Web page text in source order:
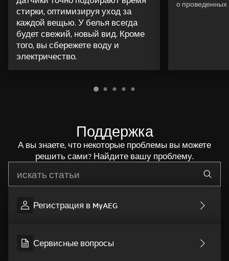
стирки, оптимизируя уход за
каждой вещью. У белья всегда
будет свежий, новый вид. Кроме
того, вы сбережете воду и
электричество.
о проведенных
Поддержка
А вы знаете, что некоторые проблемы вы можете
решить сами? Найдите вашу проблему.
Регистрация в MyAEG
Сервисные вопросы